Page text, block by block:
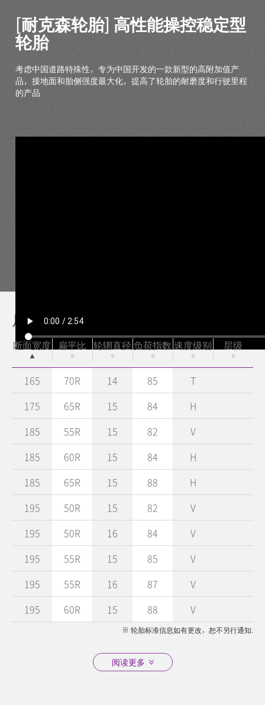
[耐克森轮胎] 高性能操控稳定型
轮胎
考虑中国道路特殊性，专为中国开发的一款新型的高附加值产
品，接地面和胎侧强度最大化，提高了轮胎的耐磨度和行驶里程
的产品
尺寸
断面宽度 扁平比 轮辋直径 负荷指数 速度级别 层级
165 70R 14 85
T
175
65R 15 84
H
185
55R 15 82
V
185
60R 15 84
H
185
65R 15 88
H
195
50R 15 82
V
195
50R 16 84
V
195
55R 15 85
V
195
55R 16 87
V
195
60R 15 88 V
※ 轮胎标准信息如有更改，恕不另行通知.
阅读更多